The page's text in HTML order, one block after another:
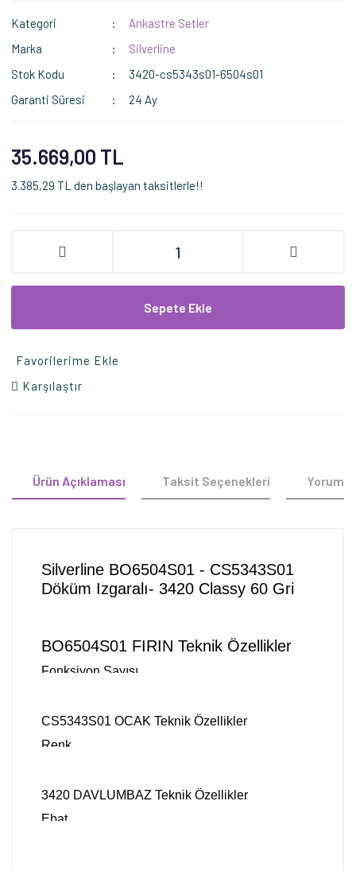
Kategori
Ankastre Setler
Marka
Silverline
Stok Kodu
3420-cs5343s01-6504s01
Garanti Süresi
24 Ay
35.669,00 TL
3.385,29 TL den başlayan taksitlerle!!
Sepete Ekle
Favorilerime Ekle
Karşılaştır
Ürün Açıklaması Taksit Seçenekleri
Silverline BO6504S01 - CS5343S01
Döküm Izgaralı- 3420 Classy 60 Gri
BO6504S01 FIRIN Teknik Özellikler
Fonksiyon Sayısı
Fırın Kapasitesi (lt)
72
A
Panel Renk
CS5343S01 OCAK Teknik Özellikler
Renk
Ocak Türü
CLASS-3 TIP A
3420 DAVLUMBAZ Teknik Özellikler
Ebat